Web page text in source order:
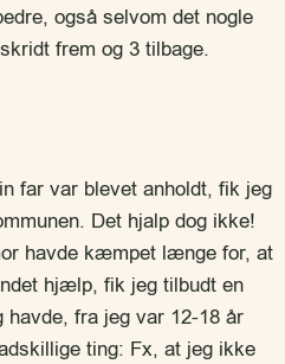
også selvom det nogle
frem og 3 tilbage.
far var blevet anholdt, fik jeg
Det hjalp dog ikke!
havde kæmpet længe for, at
hjælp, fik jeg tilbudt en
havde, fra jeg var 12-18 år
ting: Fx, at jeg ikke